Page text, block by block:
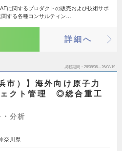
に関するプロダクトの販売および技術サポ
する各種コンサルティン…
詳細へ
掲載期間 26/08/06～26/08/19
市）】海外向け原子力
ェクト管理 ◎総合重工
分析
奈川県